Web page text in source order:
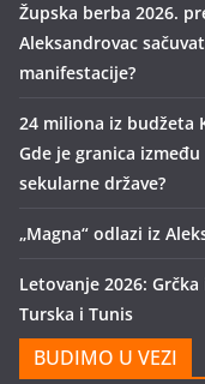
Župska berba 2026.
Aleksandrovac
manifestacije?
24 miliona iz budžeta
Gde je granica
sekularne države?
„Magna“ odlazi iz
Letovanje 2026:
Turska i Tunis
BUDIMO U VEZI